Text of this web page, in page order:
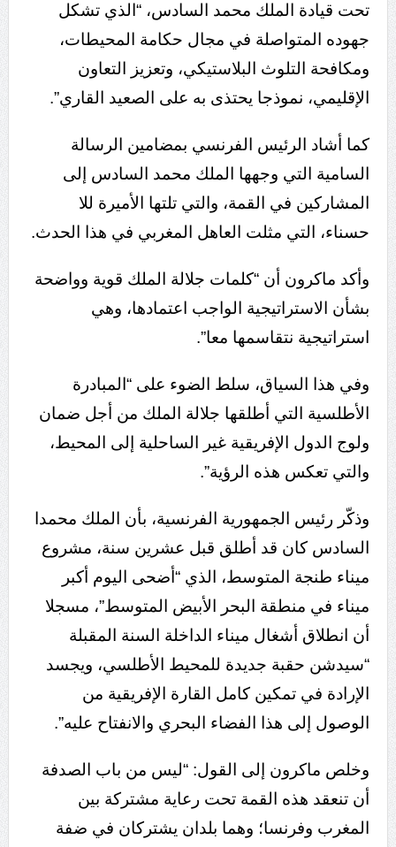
تحت قيادة الملك محمد السادس، “الذي تشكل
جهوده المتواصلة في مجال حكامة المحيطات،
ومكافحة التلوث البلاستيكي، وتعزيز التعاون
الإقليمي، نموذجا يحتذى به على الصعيد القاري”.
كما أشاد الرئيس الفرنسي بمضامين الرسالة
السامية التي وجهها الملك محمد السادس إلى
المشاركين في القمة، والتي تلتها الأميرة للا
حسناء، التي مثلت العاهل المغربي في هذا الحدث.
وأكد ماكرون أن “كلمات جلالة الملك قوية وواضحة
بشأن الاستراتيجية الواجب اعتمادها، وهي
استراتيجية نتقاسمها معا”.
وفي هذا السياق، سلط الضوء على “المبادرة
الأطلسية التي أطلقها جلالة الملك من أجل ضمان
ولوج الدول الإفريقية غير الساحلية إلى المحيط،
والتي تعكس هذه الرؤية”.
وذكّر رئيس الجمهورية الفرنسية، بأن الملك محمدا
السادس كان قد أطلق قبل عشرين سنة، مشروع
ميناء طنجة المتوسط، الذي “أضحى اليوم أكبر
ميناء في منطقة البحر الأبيض المتوسط”، مسجلا
أن انطلاق أشغال ميناء الداخلة السنة المقبلة
“سيدشن حقبة جديدة للمحيط الأطلسي، ويجسد
الإرادة في تمكين كامل القارة الإفريقية من
الوصول إلى هذا الفضاء البحري والانفتاح عليه”.
وخلص ماكرون إلى القول: “ليس من باب الصدفة
أن تنعقد هذه القمة تحت رعاية مشتركة بين
المغرب وفرنسا؛ وهما بلدان يشتركان في ضفة